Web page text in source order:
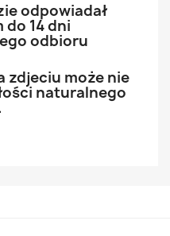
odpowiadał
14 dni
odbioru
zdjeciu może nie
naturalnego